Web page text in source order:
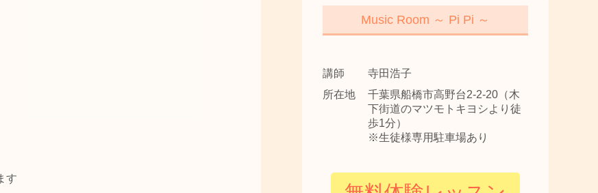
す
Music Room ～ Pi Pi ～
講師
寺田浩子
所在地
千葉県船橋市高野台2-2-20（木
下街道のマツモトキヨシより徒
歩1分）
※生徒様専用駐車場あり